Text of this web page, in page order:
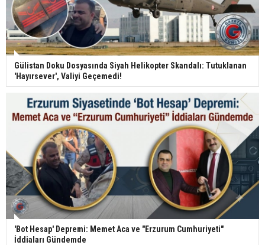
Gülistan Doku Dosyasında Siyah Helikopter Skandalı: Tutuklanan
'Hayırsever', Valiyi Geçemedi!
'Bot Hesap' Depremi: Memet Aca ve "Erzurum Cumhuriyeti"
İddiaları Gündemde